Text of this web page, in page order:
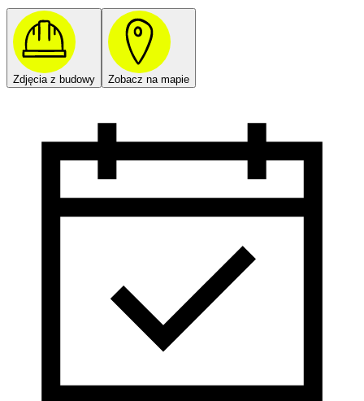
Zdjęcia z budowy Zobacz na mapie